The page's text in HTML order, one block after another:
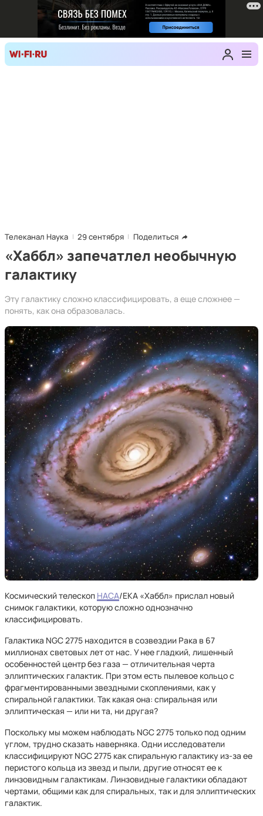
Телеканал Наука 29 сентября Поделиться
«Хаббл» запечатлел необычную
галактику
Эту галактику сложно классифицировать, а еще сложнее —
понять, как она образовалась.
Космический телескоп НАСА/ЕКА «Хаббл» прислал новый
снимок галактики, которую сложно однозначно
классифицировать.
Галактика NGC 2775 находится в созвездии Рака в 67
миллионах световых лет от нас. У нее гладкий, лишенный
особенностей центр без газа — отличительная черта
эллиптических галактик. При этом есть пылевое кольцо с
фрагментированными звездными скоплениями, как у
спиральной галактики. Так какая она: спиральная или
эллиптическая — или ни та, ни другая?
Поскольку мы можем наблюдать NGC 2775 только под одним
углом, трудно сказать наверняка. Одни исследователи
классифицируют NGC 2775 как спиральную галактику из-за ее
перистого кольца из звезд и пыли, другие относят ее к
линзовидным галактикам. Линзовидные галактики обладают
чертами, общими как для спиральных, так и для эллиптических
галактик.